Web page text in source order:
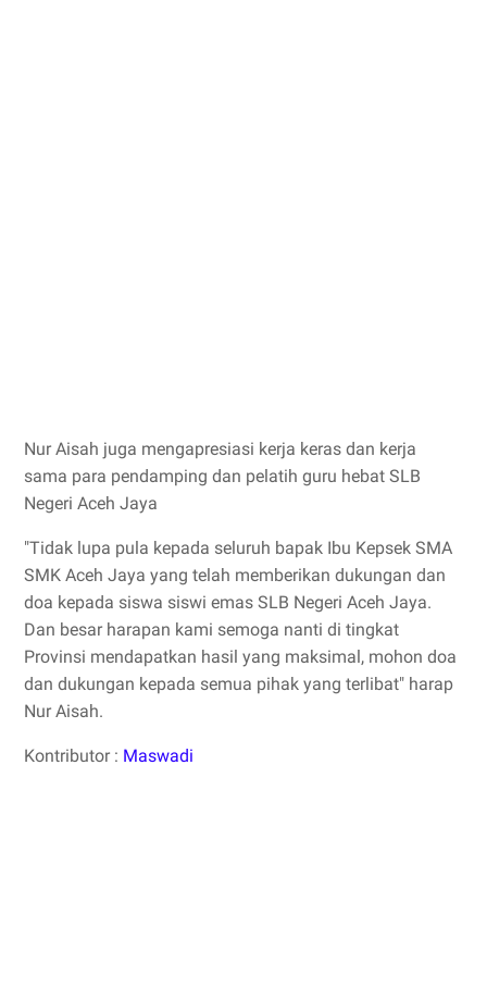
Nur Aisah juga mengapresiasi kerja keras dan kerja
sama para pendamping dan pelatih guru hebat SLB
Negeri Aceh Jaya
"Tidak lupa pula kepada seluruh bapak Ibu Kepsek SMA
SMK Aceh Jaya yang telah memberikan dukungan dan
doa kepada siswa siswi emas SLB Negeri Aceh Jaya.
Dan besar harapan kami semoga nanti di tingkat
Provinsi mendapatkan hasil yang maksimal, mohon doa
dan dukungan kepada semua pihak yang terlibat" harap
Nur Aisah.
Kontributor : Maswadi